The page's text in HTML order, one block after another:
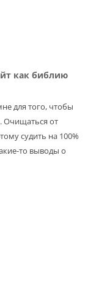
как библию
для того, чтобы
Очищаться от
судить на 100%
то выводы о